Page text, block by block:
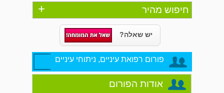
+ חיפוש מהיר
יש שאלה?
פורום רפואת עיניים, ניתוחי עיניים
אודות הפורום